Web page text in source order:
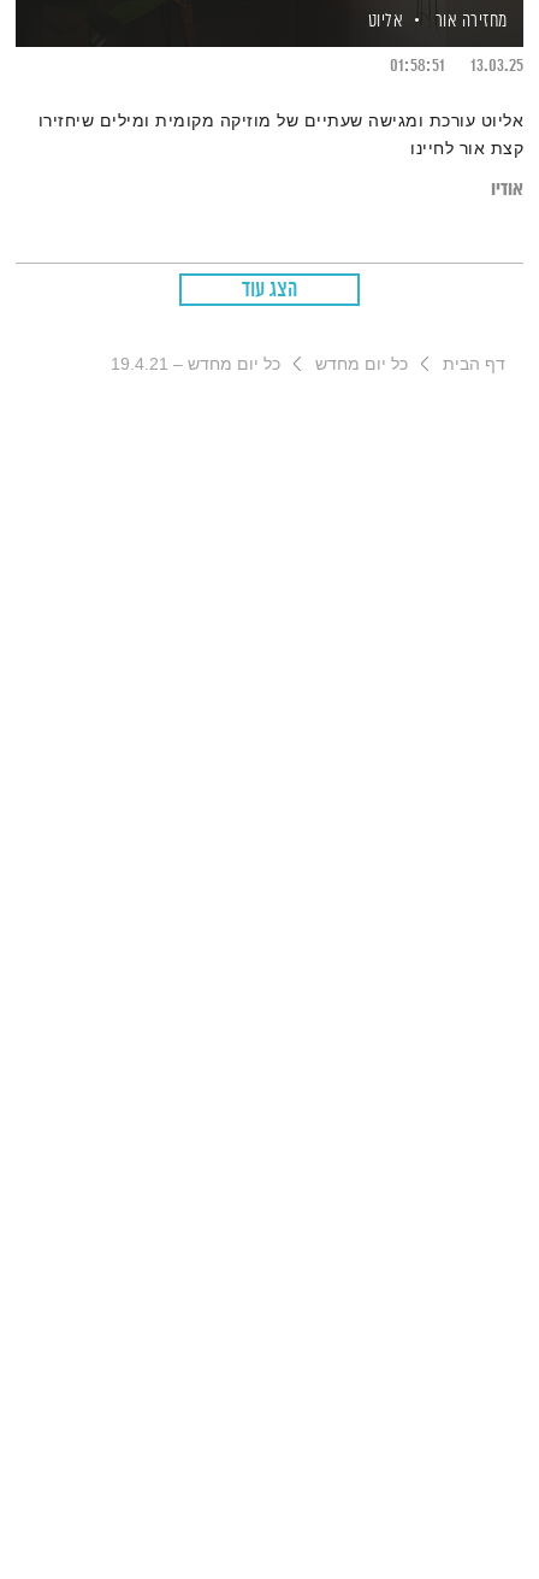
מחזירה אור
אליוט
13.03.25
01:58:51
אליוט עורכת ומגישה שעתיים של מוזיקה מקומית ומילים שיחזירו
קצת אור לחיינו
אודיו
הצג עוד
דף הבית כל יום מחדש כל יום מחדש – 19.4.21